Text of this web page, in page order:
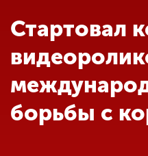
Абитуриенту
Обучение
Стартовал
борьбы с